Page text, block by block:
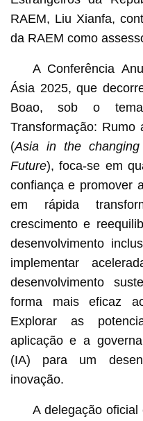
RAEM, Liu Xianfa,
da RAEM como
A Conferência
Ásia 2025, que
Boao, sob o
Transformação: Rumo
(Asia in the
Future), foca-se em
confiança e promover
em rápida
crescimento e
desenvolvimento
implementar
desenvolvimento
forma mais eficaz
Explorar as
aplicação e a
(IA) para um
inovação.
A delegação